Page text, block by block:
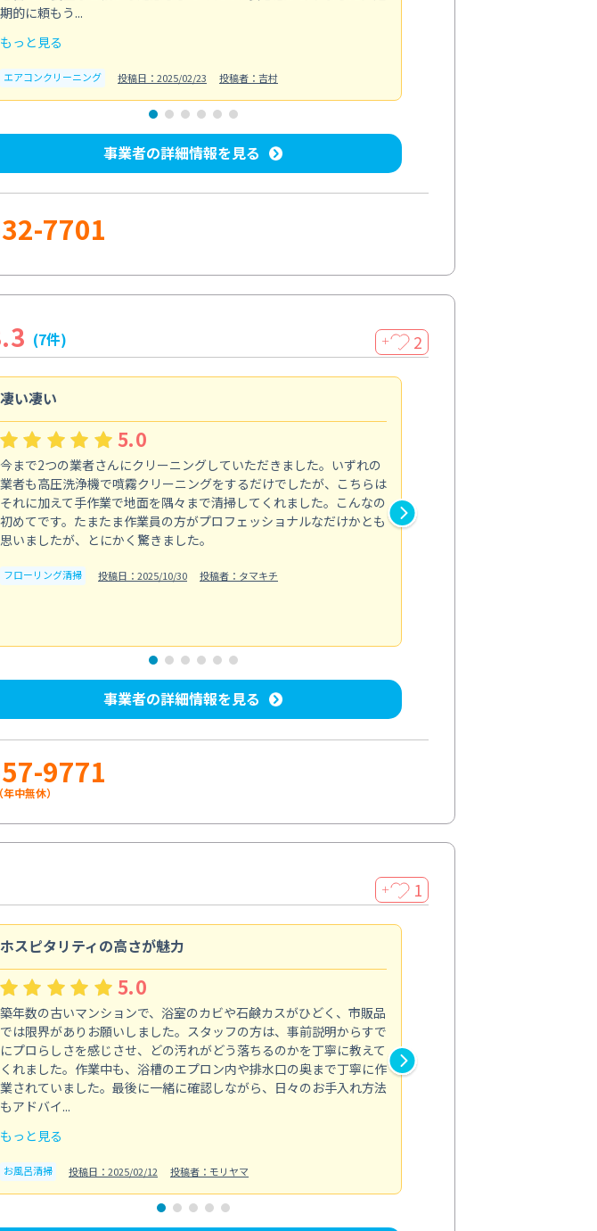
期的に頼もう...
もっと見る
エアコンクリーニング 投稿日：2025/02/23 投稿者：吉村
事業者の詳細情報を見る
7701
(7件) ＋ 2
凄い凄い
5.0
今まで2つの業者さんにクリーニングしていただきました。いずれの
業者も高圧洗浄機で噴霧クリーニングをするだけでしたが、こちらは
それに加えて手作業で地面を隅々まで清掃してくれました。こんなの
初めてです。たまたま作業員の方がプロフェッショナルなだけかとも
思いましたが、とにかく驚きました。
フローリング清掃 投稿日：2025/10/30 投稿者：タマキチ
事業者の詳細情報を見る
9771
中無休）
＋ 1
ホスピタリティの高さが魅力
5.0
築年数の古いマンションで、浴室のカビや石鹸カスがひどく、市販品
では限界がありお願いしました。スタッフの方は、事前説明からすで
にプロらしさを感じさせ、どの汚れがどう落ちるのかを丁寧に教えて
くれました。作業中も、浴槽のエプロン内や排水口の奥まで丁寧に作
業されていました。最後に一緒に確認しながら、日々のお手入れ方法
もアドバイ...
もっと見る
お風呂清掃 投稿日：2025/02/12 投稿者：モリヤマ